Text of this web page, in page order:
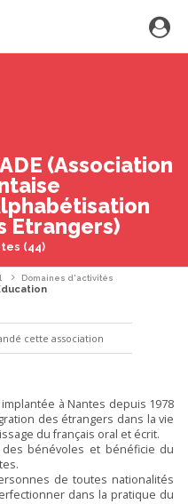
(Association
Etrangers)
(44)
Domaines d'activités
cette association
implantée à Nantes depuis 1978
des étrangers dans la vie
du français oral et écrit.
bénévoles et bénéficie du
de toutes nationalités
dans la pratique du